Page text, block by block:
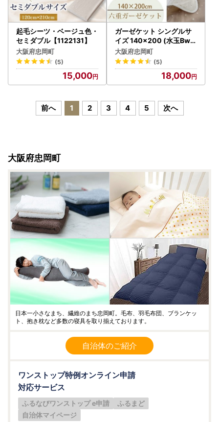
起毛シーツ・ベージュ色・
セミダブル【1122131】
大阪府忠岡町
(5)
15,000
ガーゼケット シングルサ
イズ 140×200 (水玉Bw)
【1340115】
大阪府忠岡町
(5)
18,000
前へ 1 2 3 4 5 次へ
大阪府忠岡町
日本一小さなまち、繊維のまち忠岡町。毛布、羽毛布団、ブランケッ
ト、抱き枕など多数の寝具を取り揃えております。
自治体のご紹介
ワンストップ特例オンライン申請
対応サービス
ふるなびワンストップ e申請
ふるまど
自治体マイページ